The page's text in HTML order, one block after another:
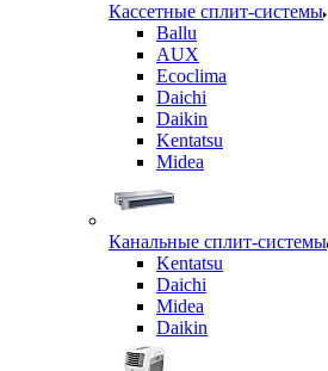
Кассетные сплит-системы
Ballu
AUX
Ecoclima
Daichi
Daikin
Kentatsu
Midea
Канальные сплит-системы
Kentatsu
Daichi
Midea
Daikin